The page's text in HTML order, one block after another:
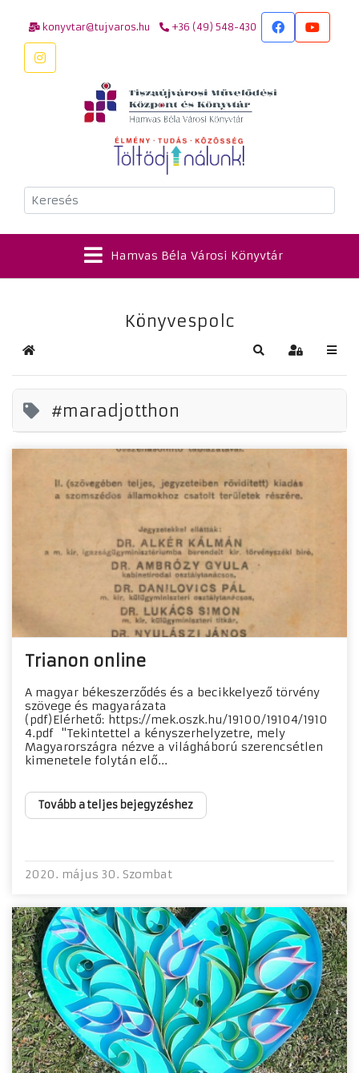
konyvtar@tujvaros.hu +36 (49) 548-430
Keresés
Hamvas Béla Városi Könyvtár
Könyvespolc
Kezdőlap Keresés
#maradjotthon
Trianon online
A magyar békeszerződés és a becikkelyező törvény
szövege és magyarázata
(pdf)Elérhető: https://mek.oszk.hu/19100/19104/1910
4.pdf "Tekintettel a kényszerhelyzetre, mely
Magyarországra nézve a világháború szerencsétlen
kimenetele folytán elő...
Tovább a teljes bejegyzéshez
2020. május 30. Szombat